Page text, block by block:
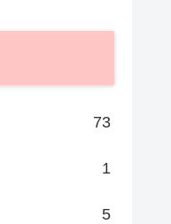
73
1
5